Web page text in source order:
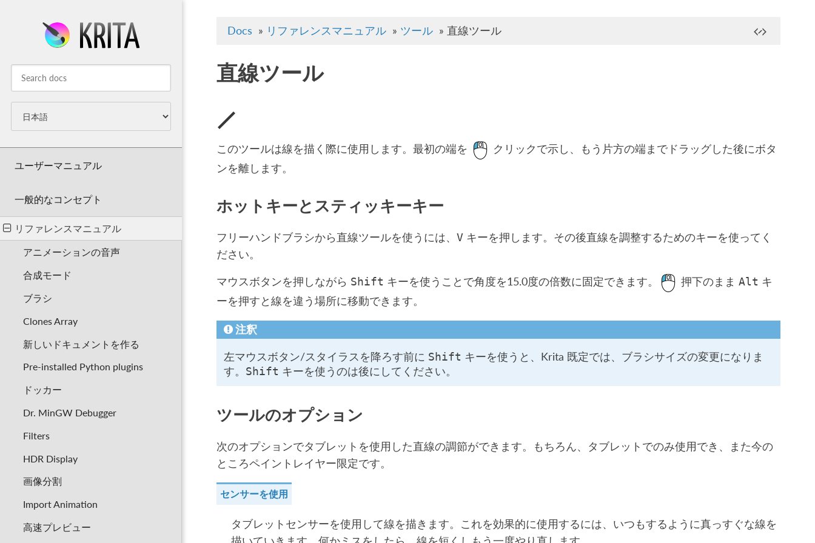
ユーザーマニュアル
一般的なコンセプト
リファレンスマニュアル
アニメーションの音声
合成モード
ブラシ
Clones Array
新しいドキュメントを作る
Pre-installed Python plugins
ドッカー
Dr. MinGW Debugger
Filters
HDR Display
画像分割
Import Animation
高速プレビュー
Docs » リファレンスマニュアル » ツール » 直線ツール
直線ツール
このツールは線を描く際に使用します。最初の端を
クリックで示し、もう片方の端までドラッグした後にボタ
ンを離します。
ホットキーとスティッキーキー
フリーハンドブラシから直線ツールを使うには、 Vキーを押します。その後直線を調整するためのキーを使ってく
ださい。
マウスボタンを押しながら Shift キーを使うことで角度を15.0度の倍数に固定できます。 押下のまま Alt キ
ーを押すと線を違う場所に移動できます。
注釈
左マウスボタン/スタイラスを降ろす前に Shift キーを使うと、Krita 既定では、ブラシサイズの変更になりま
す。 Shift キーを使うのは後にしてください。
ツールのオプション
次のオプションでタブレットを使用した直線の調節ができます。もちろん、タブレットでのみ使用でき、また今の
ところペイントレイヤー限定です。
センサーを使用
タブレットセンサーを使用して線を描きます。これを効果的に使用するには、いつもするように真っすぐな線を